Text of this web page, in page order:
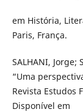
em História,
Paris, França.
SALHANI, Jorge;
“Uma
Revista Estudos
Disponível em